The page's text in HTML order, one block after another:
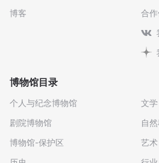
博客
合
博物馆目录
个人与纪念博物馆
剧院博物馆
博物馆-保护区
文学
自
艺术